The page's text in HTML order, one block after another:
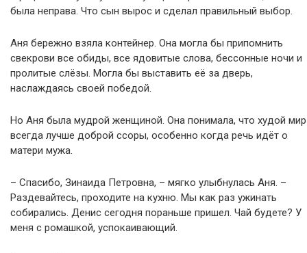
была неправа. Что сын вырос и сделал правильный выбор.
Аня бережно взяла контейнер. Она могла бы припомнить
свекрови все обиды, все ядовитые слова, бессонные ночи и
пролитые слёзы. Могла бы выставить её за дверь,
наслаждаясь своей победой.
Но Аня была мудрой женщиной. Она понимала, что худой мир
всегда лучше доброй ссоры, особенно когда речь идёт о
матери мужа.
– Спасибо, Зинаида Петровна, – мягко улыбнулась Аня. –
Раздевайтесь, проходите на кухню. Мы как раз ужинать
собирались. Денис сегодня пораньше пришел. Чай будете? У
меня с ромашкой, успокаивающий.